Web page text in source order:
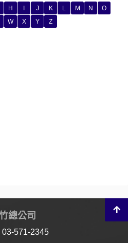
H J K L M N
O
W X Y Z
總公司
03-571-2345